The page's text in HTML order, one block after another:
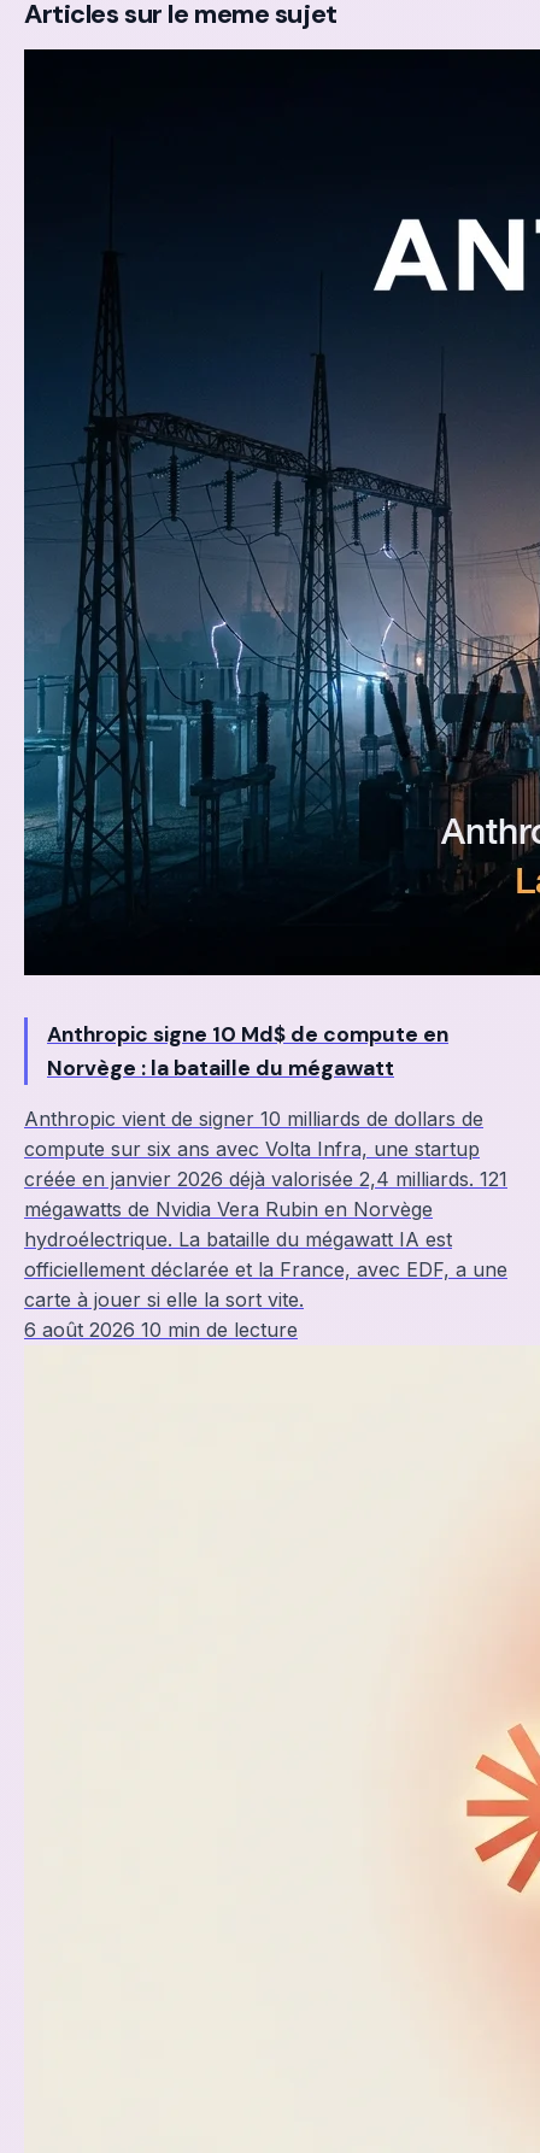
Articles sur le meme sujet
Anthropic signe 10 Md$ de compute en
Norvège : la bataille du mégawatt
Anthropic vient de signer 10 milliards de dollars de
compute sur six ans avec Volta Infra, une startup
créée en janvier 2026 déjà valorisée 2,4 milliards. 121
mégawatts de Nvidia Vera Rubin en Norvège
hydroélectrique. La bataille du mégawatt IA est
officiellement déclarée et la France, avec EDF, a une
carte à jouer si elle la sort vite.
6 août 2026 10 min de lecture